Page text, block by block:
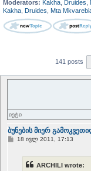
Moderators: Kakha Druides
Kakha Druides Mta
141 posts
იეტი
ბუნების მიერ
P18 ივლ 2011, 17:13
ARCHILI wrote: